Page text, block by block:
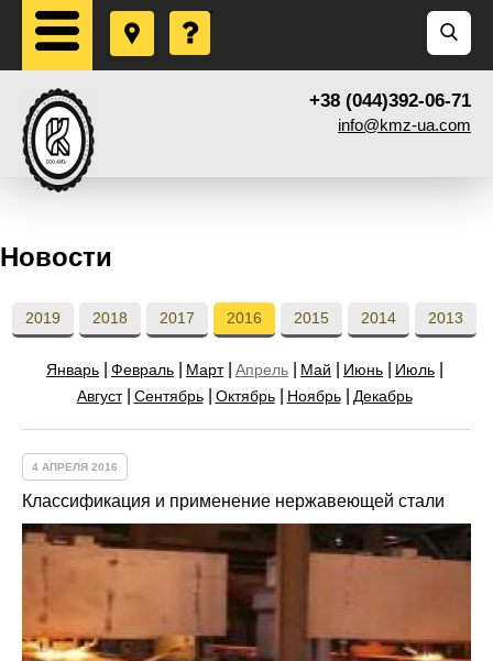
+38 (044)392-06-71
info@kmz-ua.com
Новости
2019 2018 2017 2016 2015 2014 2013
Январь Февраль Март Апрель Май Июнь
Июль
Август
Сентябрь Октябрь Ноябрь Декабрь
4 АПРЕЛЯ 2016
Классификация и применение нержавеющей стали